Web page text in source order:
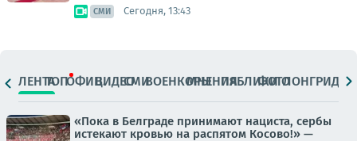
СМИ Сегодня, 13:43
ЛЕНТАТОПОФИЦ.ВИДЕОСМИВОЕНКОРЫМНЕНИЯПАБЛИКИ
ФОТОЛОНГРИДЫ
«Пока в Белграде принимают нациста, сербы
истекают кровью на распятом Косово!» —